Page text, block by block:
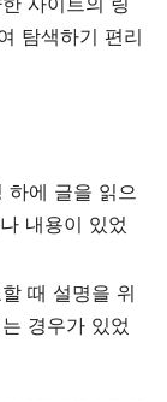
탐색하기 편리
하에 글을 읽으
내용이 있었
때 설명을 위
경우가 있었